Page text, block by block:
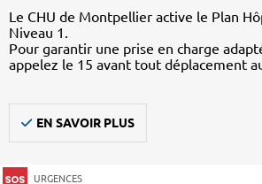
Le CHU de Montpellier active le Plan
Niveau 1.
Pour garantir une prise en charge
appelez le 15 avant tout déplacement
EN SAVOIR PLUS
URGENCES